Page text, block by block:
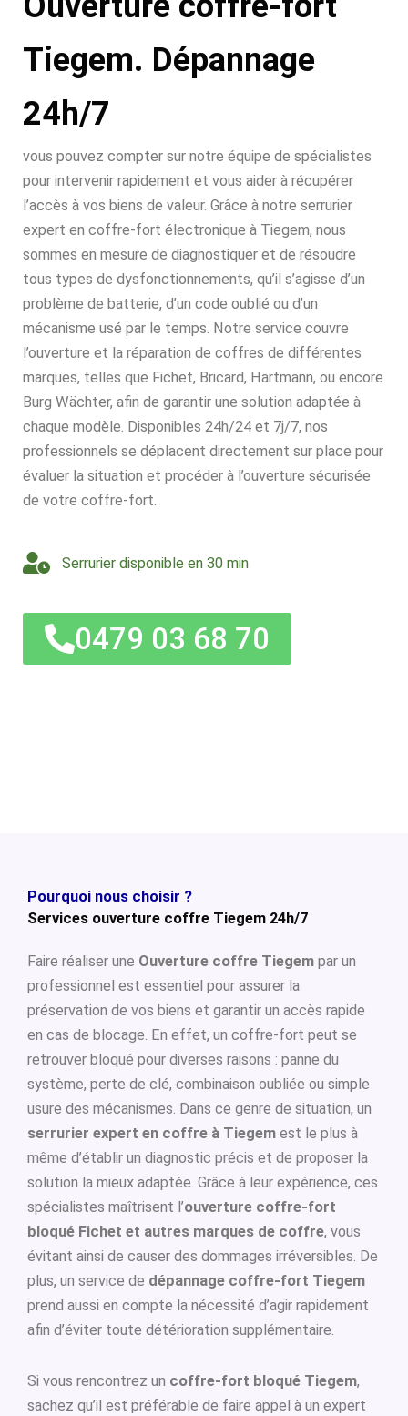
Tiegem. Dépannage
24h/7
vous pouvez compter sur notre équipe de spécialistes
pour intervenir rapidement et vous aider à récupérer
l’accès à vos biens de valeur. Grâce à notre serrurier
expert en coffre-fort électronique à Tiegem, nous
sommes en mesure de diagnostiquer et de résoudre
tous types de dysfonctionnements, qu’il s’agisse d’un
problème de batterie, d’un code oublié ou d’un
mécanisme usé par le temps. Notre service couvre
l’ouverture et la réparation de coffres de différentes
marques, telles que Fichet, Bricard, Hartmann, ou encore
Burg Wächter, afin de garantir une solution adaptée à
chaque modèle. Disponibles 24h/24 et 7j/7, nos
professionnels se déplacent directement sur place pour
évaluer la situation et procéder à l’ouverture sécurisée
de votre coffre-fort.
Serrurier disponible en 30 min
0479 03 68 70
Pourquoi nous choisir ?
Services ouverture coffre Tiegem 24h/7
Faire réaliser une Ouverture coffre Tiegem par un
professionnel est essentiel pour assurer la
préservation de vos biens et garantir un accès rapide
en cas de blocage. En effet, un coffre-fort peut se
retrouver bloqué pour diverses raisons : panne du
système, perte de clé, combinaison oubliée ou simple
usure des mécanismes. Dans ce genre de situation, un
serrurier expert en coffre à Tiegem est le plus à
même d’établir un diagnostic précis et de proposer la
solution la mieux adaptée. Grâce à leur expérience, ces
spécialistes maîtrisent l’ouverture coffre-fort
bloqué Fichet et autres marques de coffre, vous
évitant ainsi de causer des dommages irréversibles. De
plus, un service de dépannage coffre-fort Tiegem
prend aussi en compte la nécessité d’agir rapidement
afin d’éviter toute détérioration supplémentaire.
Si vous rencontrez un coffre-fort bloqué Tiegem,
sachez qu’il est préférable de faire appel à un expert